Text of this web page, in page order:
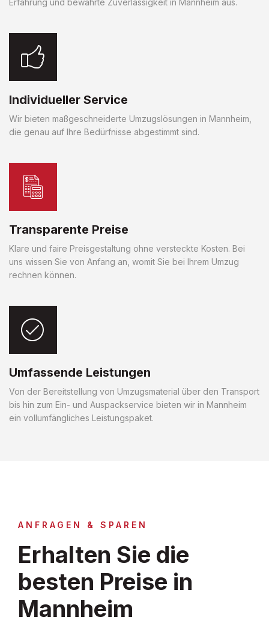
Erfahrung und bewährte Zuverlässigkeit in Mannheim aus.
Individueller Service
Wir bieten maßgeschneiderte Umzugslösungen in Mannheim,
die genau auf Ihre Bedürfnisse abgestimmt sind.
Transparente Preise
Klare und faire Preisgestaltung ohne versteckte Kosten. Bei
uns wissen Sie von Anfang an, womit Sie bei Ihrem Umzug
rechnen können.
Umfassende Leistungen
Von der Bereitstellung von Umzugsmaterial über den Transport
bis hin zum Ein- und Auspackservice bieten wir in Mannheim
ein vollumfängliches Leistungspaket.
ANFRAGEN & SPAREN
Erhalten Sie die
besten Preise in
Mannheim